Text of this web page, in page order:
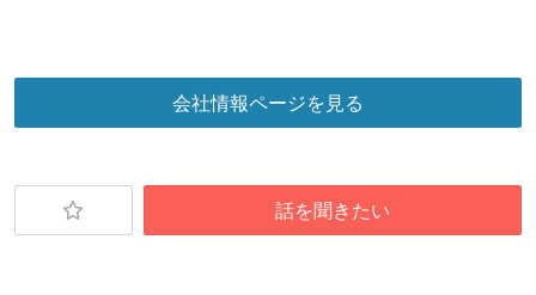
会社情報ページを見る
話を聞きたい